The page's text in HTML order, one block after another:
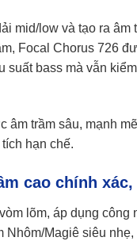
mid/low và tạo ra âm
Focal Chorus 726
bass mà vẫn
trầm sâu, mạnh
hạn chế.
cao chính
lõm, áp dụng công
Magiê siêu